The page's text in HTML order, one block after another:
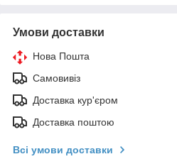
Умови доставки
Нова Пошта
Самовивіз
Доставка кур'єром
Доставка поштою
Всі умови доставки